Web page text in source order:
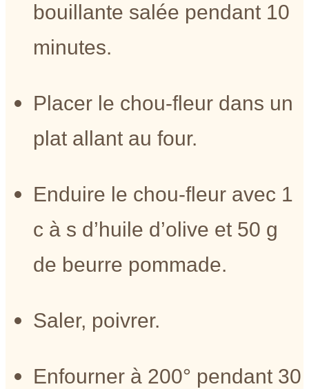
bouillante salée pendant 10
minutes.
Placer le chou-fleur dans un
plat allant au four.
Enduire le chou-fleur avec 1
c à s d’huile d’olive et 50 g
de beurre pommade.
Saler, poivrer.
Enfourner à 200° pendant 30